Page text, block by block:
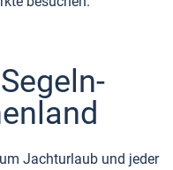
Jachturlaub und jeder